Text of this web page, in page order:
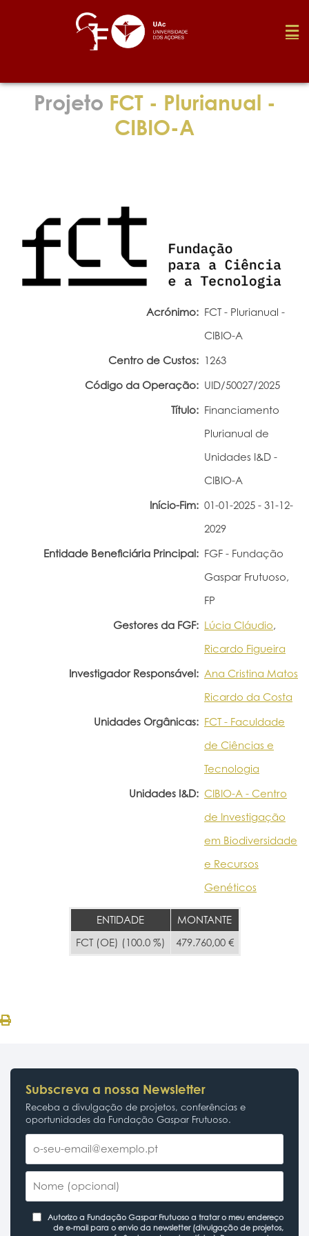
Fundação
Emprego
Investigação
Projeto FCT - Plurianual -
CIBIO-A
Acrónimo: FCT - Plurianual -
CIBIO-A
Centro de Custos: 1263
Código da Operação: UID/50027/2025
Título: Financiamento
Plurianual de
Unidades I&D -
CIBIO-A
Início-Fim: 01-01-2025 - 31-12-
2029
Entidade Beneficiária Principal: FGF - Fundação
Gaspar Frutuoso,
FP
Gestores da FGF: Lúcia Cláudio,
Ricardo Figueira
Investigador Responsável: Ana Cristina Matos
Ricardo da Costa
Unidades Orgânicas: FCT - Faculdade
de Ciências e
Tecnologia
Unidades I&D: CIBIO-A - Centro
de Investigação
em Biodiversidade
e Recursos
Genéticos
ENTIDADE
MONTANTE
FCT (OE) (100.0 %)
479.760,00 €
Subscreva a nossa Newsletter
Receba a divulgação de projetos, conferências e
oportunidades da Fundação Gaspar Frutuoso.
Autorizo a Fundação Gaspar Frutuoso a tratar o meu endereço
de e-mail para o envio da newsletter (divulgação de projetos,